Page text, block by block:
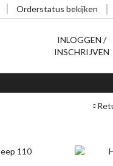
Orderstatus bekijken
INLOGGEN /
INSCHRIJVEN
PRODUCT
Geen categorie